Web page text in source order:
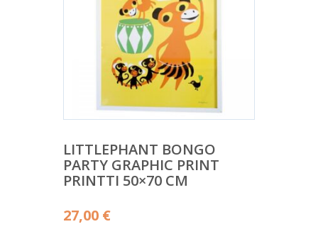
LITTLEPHANT BONGO
PARTY GRAPHIC PRINT
PRINTTI 50×70 CM
27,00 €